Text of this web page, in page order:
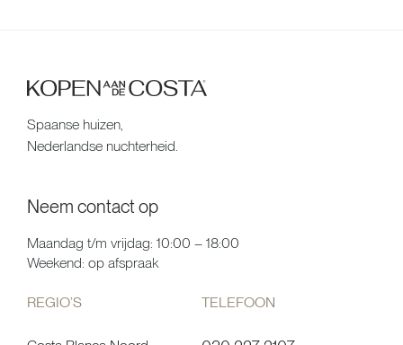
Spaanse huizen,
Nederlandse nuchterheid.
Neem contact op
Maandag t/m vrijdag: 10:00 – 18:00
Weekend: op afspraak
REGIO’S TELEFOON